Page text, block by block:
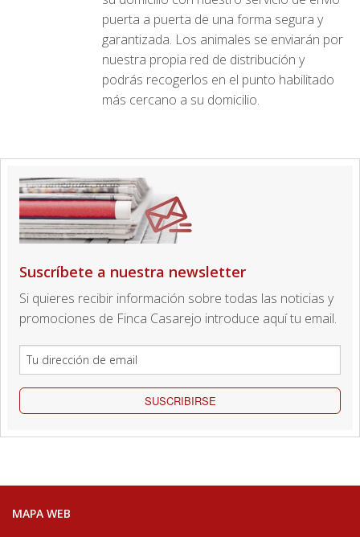
puerta a puerta de una forma segura y
garantizada. Los animales se enviarán por
nuestra propia red de distribución y
podrás recogerlos en el punto habilitado
más cercano a su domicilio.
Suscríbete a nuestra newsletter
Si quieres recibir información sobre todas las noticias y
promociones de Finca Casarejo introduce aquí tu email.
SUSCRIBIRSE
MAPA WEB